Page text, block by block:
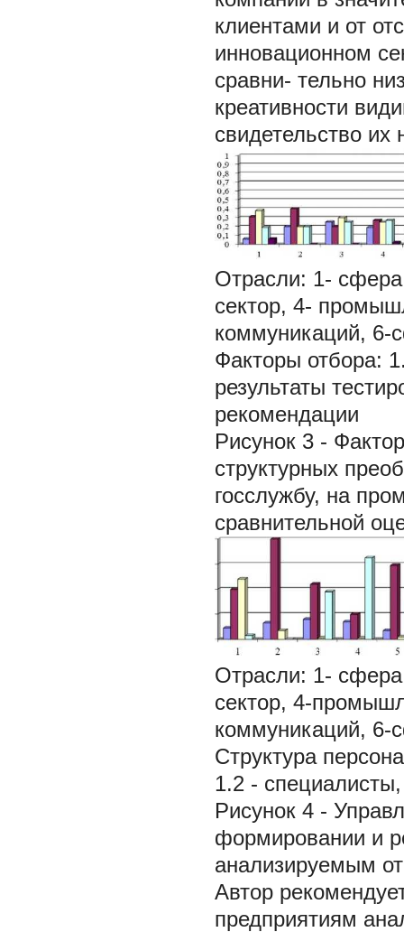
клиентами и от
инновационном
сравни- тельно
креативности
свидетельство их
Отрасли: 1-
сектор, 4-
коммуникаций, 6-
Факторы отбора:
результаты
рекомендации
Рисунок 3 -
структурных
госслужбу, на
сравнительной
Отрасли: 1-
сектор, 4-
коммуникаций, 6-
Структура
1.2 -
Рисунок 4 -
формировании и
анализируемым
Автор
предприятиям